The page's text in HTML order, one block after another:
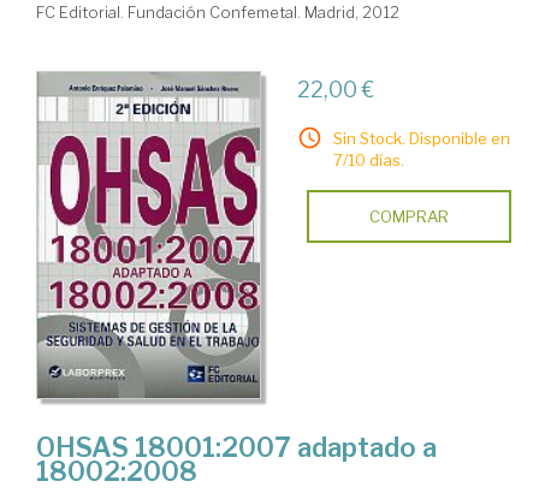
FC Editorial. Fundación Confemetal. Madrid, 2012
22,00 €
Sin Stock. Disponible en
7/10 días.
COMPRAR
OHSAS 18001:2007 adaptado a
18002:2008